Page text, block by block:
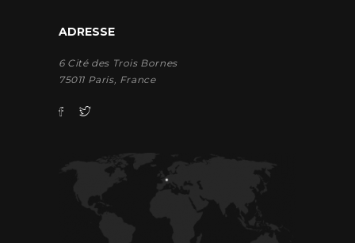
ADRESSE
6 Cité des Trois Bornes
75011 Paris, France